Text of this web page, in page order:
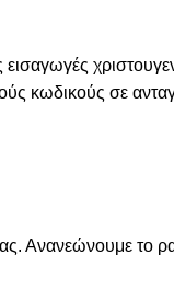
κωδικούς σε
Ανανεώνουμε το